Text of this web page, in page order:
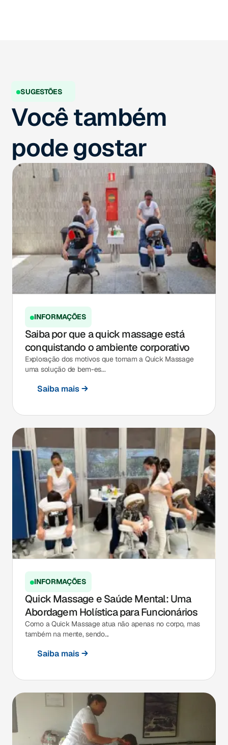
SUGESTÕES
Você também
pode gostar
INFORMAÇÕES
Saiba por que a quick massage está
conquistando o ambiente corporativo
Exploração dos motivos que tornam a Quick Massage
uma solução de bem-es...
Saiba mais
INFORMAÇÕES
Quick Massage e Saúde Mental: Uma
Abordagem Holística para Funcionários
Como a Quick Massage atua não apenas no corpo, mas
também na mente, sendo...
Saiba mais